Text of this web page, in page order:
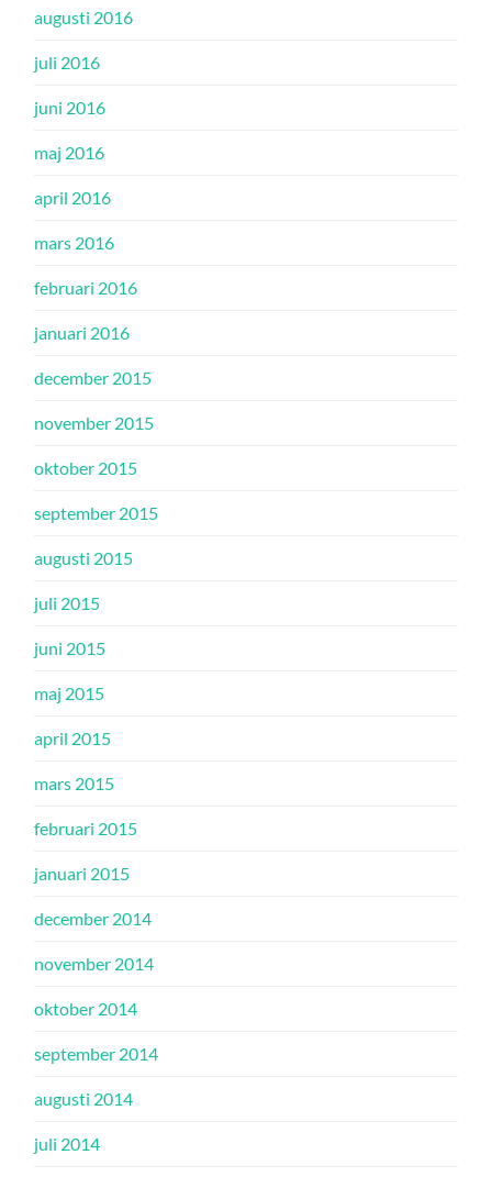
augusti 2016
juli 2016
juni 2016
maj 2016
april 2016
mars 2016
februari 2016
januari 2016
december 2015
november 2015
oktober 2015
september 2015
augusti 2015
juli 2015
juni 2015
maj 2015
april 2015
mars 2015
februari 2015
januari 2015
december 2014
november 2014
oktober 2014
september 2014
augusti 2014
juli 2014